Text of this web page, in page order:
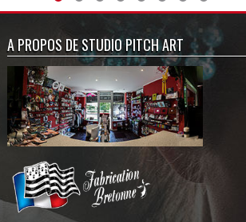
A PROPOS DE STUDIO PITCH ART